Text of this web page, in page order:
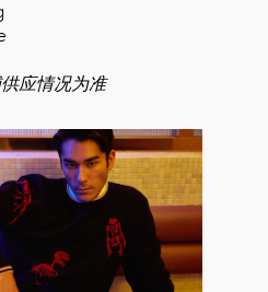
应情况为准